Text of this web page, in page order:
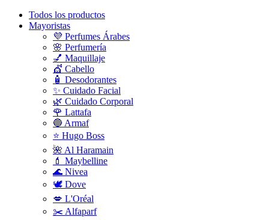
Todos los productos
Mayoristas
💜 Perfumes Árabes
🌸 Perfumería
💅 Maquillaje
💇 Cabello
🧴 Desodorantes
✨ Cuidado Facial
🌿 Cuidado Corporal
🌹 Lattafa
🔵 Armaf
⭐ Hugo Boss
🌺 Al Haramain
💄 Maybelline
🌊 Nivea
🕊️ Dove
💋 L'Oréal
✂️ Alfaparf